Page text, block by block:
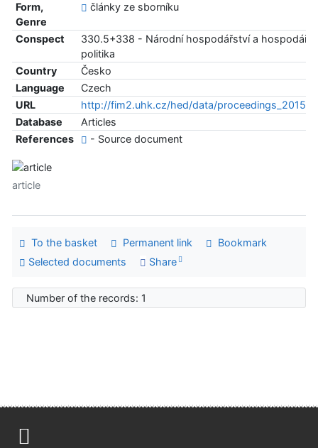
Form,
Genre
články ze sborníku
Conspect
330.5+338 - Národní hospodářství a
politika
Country
Česko
Language
Czech
URL
http://fim2.uhk.cz/hed/data/
Database
Articles
References
- Source document
article
To the basket Permanent link
Bookmark
Selected documents
Share
Number of the records: 1